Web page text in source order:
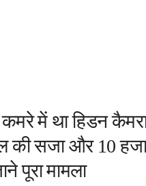
में था हिडन
की सजा और 10
पूरा मामला